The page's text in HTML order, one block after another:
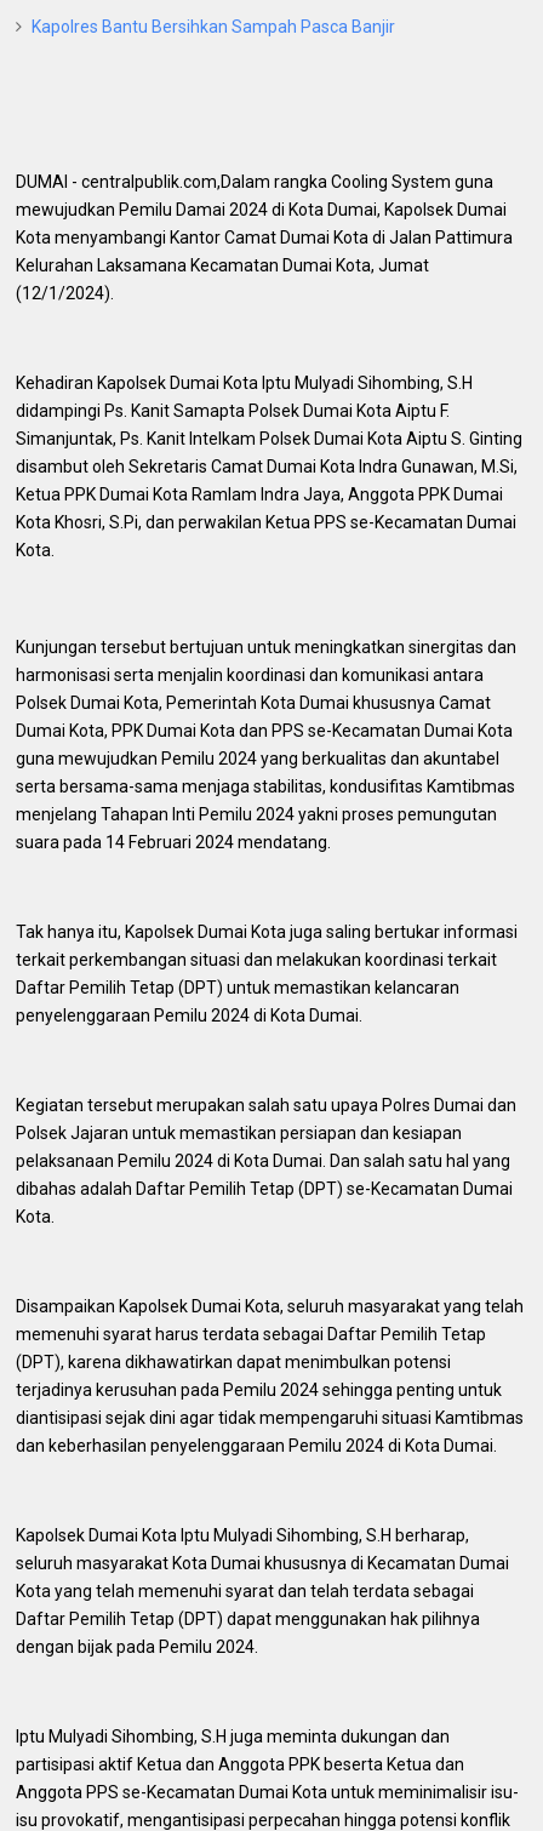
Kapolres Bantu Bersihkan Sampah Pasca Banjir
DUMAI - centralpublik.com,Dalam rangka Cooling System guna
mewujudkan Pemilu Damai 2024 di Kota Dumai, Kapolsek Dumai
Kota menyambangi Kantor Camat Dumai Kota di Jalan Pattimura
Kelurahan Laksamana Kecamatan Dumai Kota, Jumat
(12/1/2024).
Kehadiran Kapolsek Dumai Kota Iptu Mulyadi Sihombing, S.H
didampingi Ps. Kanit Samapta Polsek Dumai Kota Aiptu F.
Simanjuntak, Ps. Kanit Intelkam Polsek Dumai Kota Aiptu S. Ginting
disambut oleh Sekretaris Camat Dumai Kota Indra Gunawan, M.Si,
Ketua PPK Dumai Kota Ramlam Indra Jaya, Anggota PPK Dumai
Kota Khosri, S.Pi, dan perwakilan Ketua PPS se-Kecamatan Dumai
Kota.
Kunjungan tersebut bertujuan untuk meningkatkan sinergitas dan
harmonisasi serta menjalin koordinasi dan komunikasi antara
Polsek Dumai Kota, Pemerintah Kota Dumai khususnya Camat
Dumai Kota, PPK Dumai Kota dan PPS se-Kecamatan Dumai Kota
guna mewujudkan Pemilu 2024 yang berkualitas dan akuntabel
serta bersama-sama menjaga stabilitas, kondusifitas Kamtibmas
menjelang Tahapan Inti Pemilu 2024 yakni proses pemungutan
suara pada 14 Februari 2024 mendatang.
Tak hanya itu, Kapolsek Dumai Kota juga saling bertukar informasi
terkait perkembangan situasi dan melakukan koordinasi terkait
Daftar Pemilih Tetap (DPT) untuk memastikan kelancaran
penyelenggaraan Pemilu 2024 di Kota Dumai.
Kegiatan tersebut merupakan salah satu upaya Polres Dumai dan
Polsek Jajaran untuk memastikan persiapan dan kesiapan
pelaksanaan Pemilu 2024 di Kota Dumai. Dan salah satu hal yang
dibahas adalah Daftar Pemilih Tetap (DPT) se-Kecamatan Dumai
Kota.
Disampaikan Kapolsek Dumai Kota, seluruh masyarakat yang telah
memenuhi syarat harus terdata sebagai Daftar Pemilih Tetap
(DPT), karena dikhawatirkan dapat menimbulkan potensi
terjadinya kerusuhan pada Pemilu 2024 sehingga penting untuk
diantisipasi sejak dini agar tidak mempengaruhi situasi Kamtibmas
dan keberhasilan penyelenggaraan Pemilu 2024 di Kota Dumai.
Kapolsek Dumai Kota Iptu Mulyadi Sihombing, S.H berharap,
seluruh masyarakat Kota Dumai khususnya di Kecamatan Dumai
Kota yang telah memenuhi syarat dan telah terdata sebagai
Daftar Pemilih Tetap (DPT) dapat menggunakan hak pilihnya
dengan bijak pada Pemilu 2024.
Iptu Mulyadi Sihombing, S.H juga meminta dukungan dan
partisipasi aktif Ketua dan Anggota PPK beserta Ketua dan
Anggota PPS se-Kecamatan Dumai Kota untuk meminimalisir isu-
isu provokatif, mengantisipasi perpecahan hingga potensi konflik